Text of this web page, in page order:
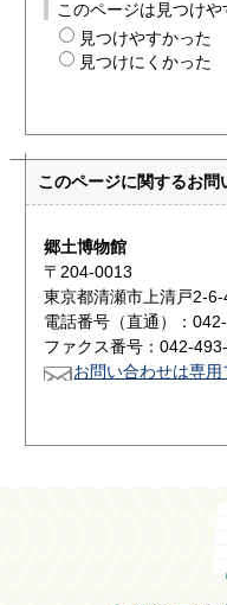
このページは見つけや
見つけやすかった
見つけにくかった
このページに関するお問
郷土博物館
〒204-0013
東京都清瀬市上清戸2-
電話番号（直通）：
ファクス番号：042-
お問い合わせは専用